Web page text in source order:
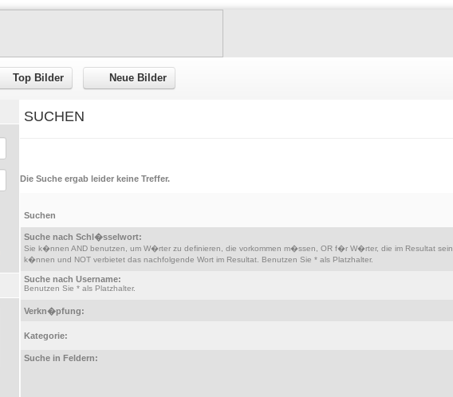
Top Bilder Neue Bilder
SUCHEN
Die Suche ergab leider keine Treffer.
Suchen
Suche nach Schl�sselwort:
Sie k�nnen AND benutzen, um W�rter zu definieren, die vorkommen m�ssen, OR f�r W�rter, die im Resultat sein
k�nnen und NOT verbietet das nachfolgende Wort im Resultat. Benutzen Sie * als Platzhalter.
Suche nach Username:
Benutzen Sie * als Platzhalter.
Verkn�pfung:
Kategorie:
Suche in Feldern: